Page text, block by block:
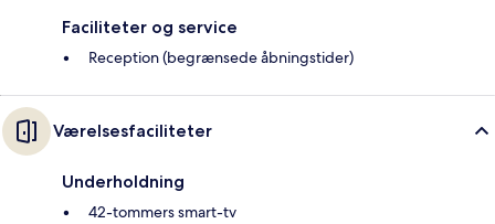
Faciliteter og service
Reception (begrænsede åbningstider)
Værelsesfaciliteter
Underholdning
42-tommers smart-tv